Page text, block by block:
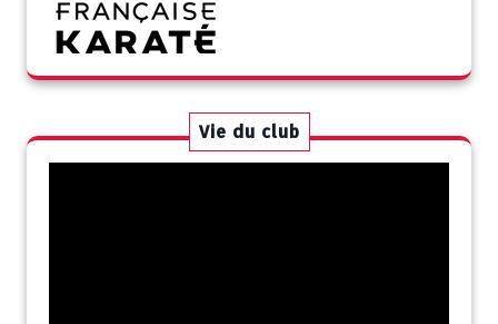
Vie du club